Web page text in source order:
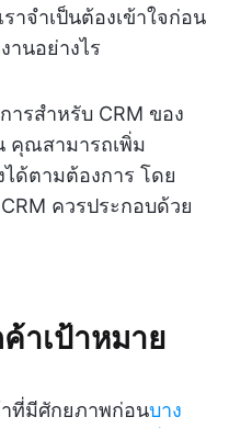
าจำเป็นต้องเข้าใจก่อน
านอย่างไร
รสำหรับ CRM ของ
คุณสามารถเพิ่ม
ด้ตามต้องการ โดย
ควรประกอบด้วย
าเป้าหมาย
ที่มีศักยภาพก่อนบาง